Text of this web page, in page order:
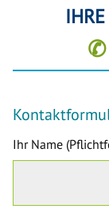
✆
Ihr Name